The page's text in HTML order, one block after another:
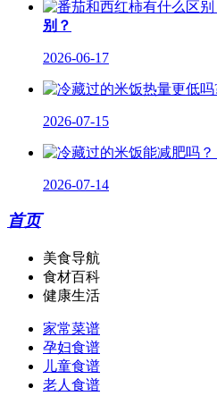
别？
2026-06-17
2026-07-15
2026-07-14
首页
美食导航
食材百科
健康生活
家常菜谱
孕妇食谱
儿童食谱
老人食谱